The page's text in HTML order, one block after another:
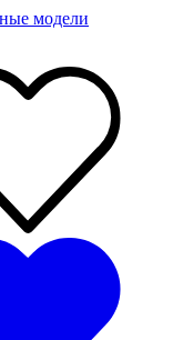
модели